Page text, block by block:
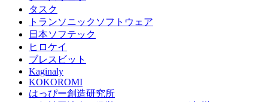
タスク
トランソニックソフトウェア
日本ソフテック
ヒロケイ
ブレスビット
Kaginaly
KOKOROMI
はっぴー創造研究所